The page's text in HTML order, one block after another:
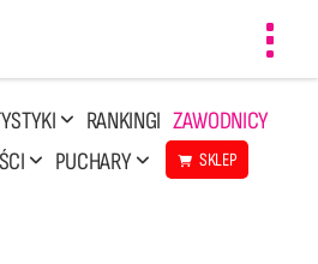
RANKINGI ZAWODNICY
PUCHARY SKLEP